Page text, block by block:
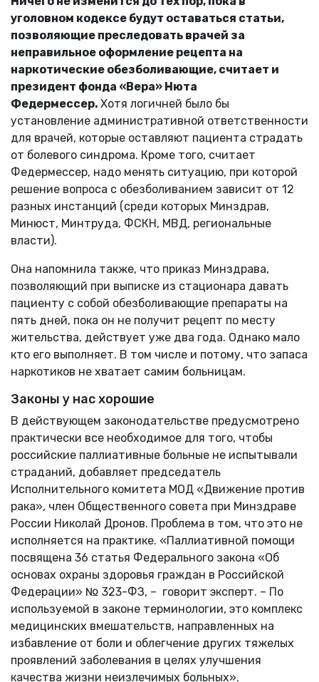
уголовном кодексе будут оставаться статьи,
позволяющие преследовать врачей за
неправильное оформление рецепта на
наркотические обезболивающие, считает и
президент фонда «Вера» Нюта
Федермессер. Хотя логичней было бы
установление административной ответственности
для врачей, которые оставляют пациента страдать
от болевого синдрома. Кроме того, считает
Федермессер, надо менять ситуацию, при которой
решение вопроса с обезболиванием зависит от 12
разных инстанций (среди которых Минздрав,
Минюст, Минтруда, ФСКН, МВД, региональные
власти).
Она напомнила также, что приказ Минздрава,
позволяющий при выписке из стационара давать
пациенту с собой обезболивающие препараты на
пять дней, пока он не получит рецепт по месту
жительства, действует уже два года. Однако мало
кто его выполняет. В том числе и потому, что запаса
наркотиков не хватает самим больницам.
Законы у нас хорошие
В действующем законодательстве предусмотрено
практически все необходимое для того, чтобы
российские паллиативные больные не испытывали
страданий, добавляет председатель
Исполнительного комитета МОД «Движение против
рака», член Общественного совета при Минздраве
России Николай Дронов. Проблема в том, что это не
исполняется на практике. «Паллиативной помощи
посвящена 36 статья Федерального закона «Об
основах охраны здоровья граждан в Российской
Федерации» № 323-ФЗ, – говорит эксперт. – По
используемой в законе терминологии, это комплекс
медицинских вмешательств, направленных на
избавление от боли и облегчение других тяжелых
проявлений заболевания в целях улучшения
качества жизни неизлечимых больных».